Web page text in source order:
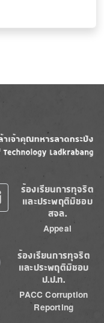
ร้องเรียนการทุจริต
และประพฤติมิชอบ
สจล.
Appeal
ร้องเรียนการทุจริต
และประพฤติมิชอบ
ป.ป.ท.
PACC Corruption
Reporting